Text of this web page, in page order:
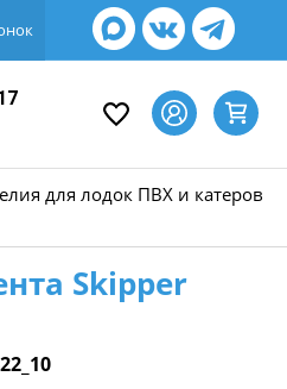
для лодок ПВХ и катеров
Skipper